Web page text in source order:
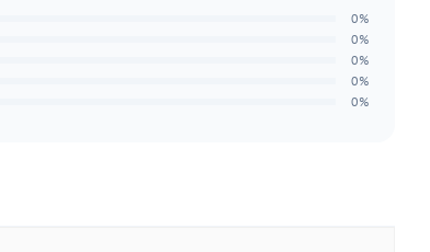
0%
0%
0%
0%
0%